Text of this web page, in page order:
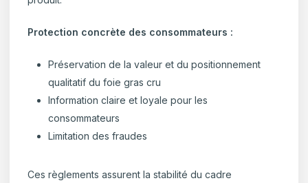
Protection concrète des consommateurs :
Préservation de la valeur et du positionnement
qualitatif du foie gras cru
Information claire et loyale pour les
consommateurs
Limitation des fraudes
Ces règlements assurent la stabilité du cadre